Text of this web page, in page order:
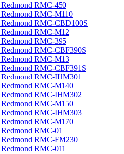
Redmond RMC-450
Redmond RMC-M110
Redmond RMC-CBD100S
Redmond RMC-M12
Redmond RMC-395
Redmond RMC-CBF390S
Redmond RMC-M13
Redmond RMC-CBF391S
Redmond RMC-IHM301
Redmond RMC-M140
Redmond RMC-IHM302
Redmond RMC-M150
Redmond RMC-IHM303
Redmond RMC-M170
RMC-01
Redmond RMC-FM230
RMC-011